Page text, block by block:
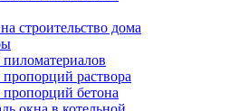
строительство дома
пиломатериалов
пропорций раствора
пропорций бетона